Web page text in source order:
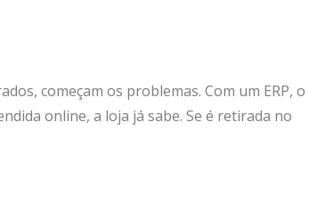
começam os problemas. Com um ERP, o
online, a loja já sabe. Se é retirada no